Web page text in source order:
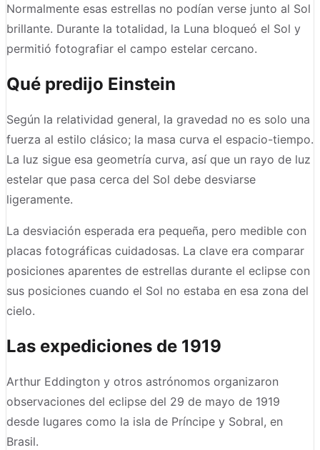
Normalmente esas estrellas no podían verse junto al Sol
brillante. Durante la totalidad, la Luna bloqueó el Sol y
permitió fotografiar el campo estelar cercano.
Qué predijo Einstein
Según la relatividad general, la gravedad no es solo una
fuerza al estilo clásico; la masa curva el espacio-tiempo.
La luz sigue esa geometría curva, así que un rayo de luz
estelar que pasa cerca del Sol debe desviarse
ligeramente.
La desviación esperada era pequeña, pero medible con
placas fotográficas cuidadosas. La clave era comparar
posiciones aparentes de estrellas durante el eclipse con
sus posiciones cuando el Sol no estaba en esa zona del
cielo.
Las expediciones de 1919
Arthur Eddington y otros astrónomos organizaron
observaciones del eclipse del 29 de mayo de 1919
desde lugares como la isla de Príncipe y Sobral, en
Brasil.